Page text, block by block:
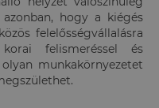
hogy a kiégés
felelősségvállalásra
felismeréssel és
munkakörnyezetet